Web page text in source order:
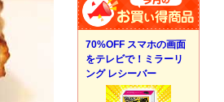
70%OFF スマホの画面
をテレビで！ミラーリ
ング レシーバー